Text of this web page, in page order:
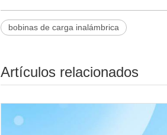
bobinas de carga inalámbrica
Artículos relacionados